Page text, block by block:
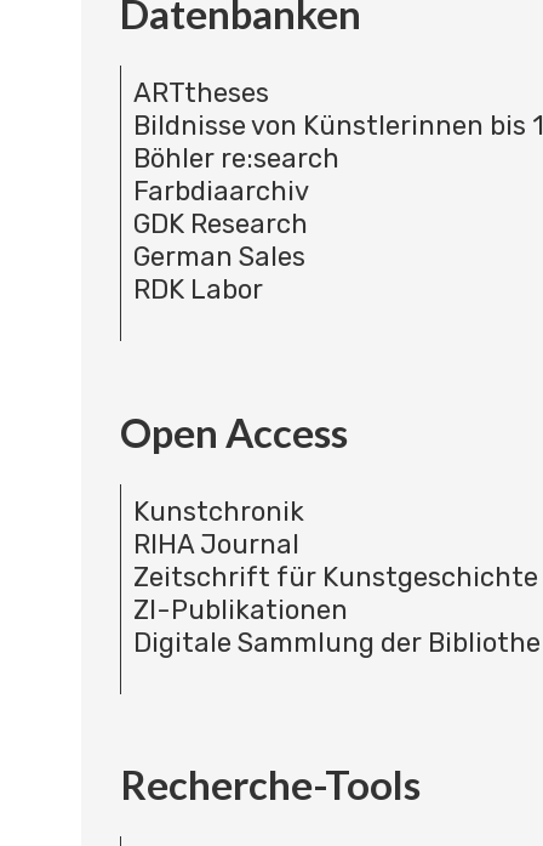
Datenbanken
ARTtheses
Bildnisse von Künstlerinnen bis
Böhler re:search
Farbdiaarchiv
GDK Research
German Sales
RDK Labor
Open Access
Kunstchronik
RIHA Journal
Zeitschrift für Kunstgeschichte
ZI-Publikationen
Digitale Sammlung der
Recherche-Tools